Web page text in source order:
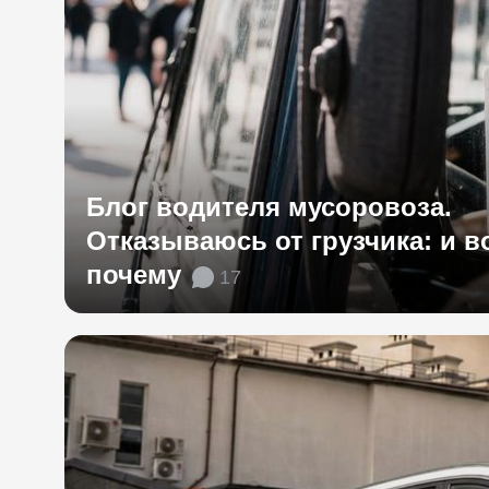
Блог водителя мусоровоза.
Отказываюсь от грузчика: и
почему
17